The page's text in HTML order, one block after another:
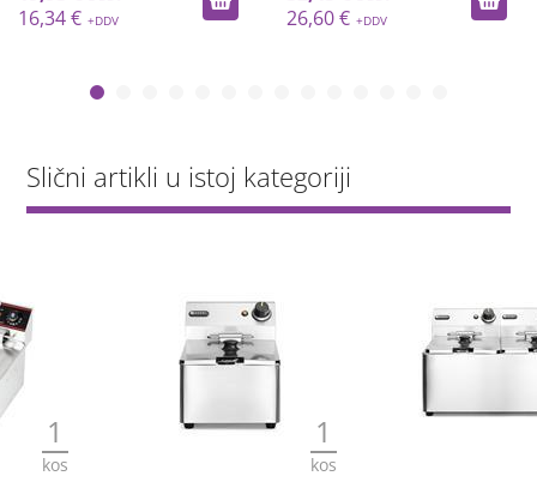
16,34 €
26,60 €
Slični artikli u istoj kategoriji
1 1